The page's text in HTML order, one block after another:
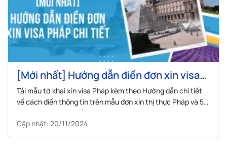
[Mới nhất] Hướng dẫn điền đơn xin visa
Pháp chi tiết
Tải mẫu tờ khai xin visa Pháp kèm theo Hướng dẫn chi tiết
về cách điền thông tin trên mẫu đơn xin thị thực Pháp và 5
lưu ý quan trọng nhất.
Cập nhật: 20/11/2024